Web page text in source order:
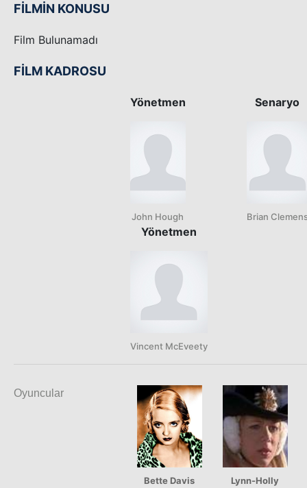
FİLMİN KONUSU
Film Bulunamadı
FİLM KADROSU
Yönetmen
John Hough
Yönetmen
Vincent McEveety
Senaryo
Brian
Oyuncular
Bette Davis
Lynn-Holly